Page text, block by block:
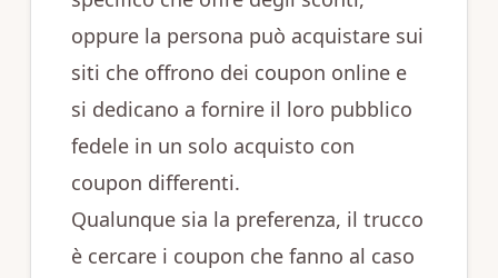
oppure la persona può acquistare sui
siti che offrono dei coupon online e
si dedicano a fornire il loro pubblico
fedele in un solo acquisto con
coupon differenti.
Qualunque sia la preferenza, il trucco
è cercare i coupon che fanno al caso